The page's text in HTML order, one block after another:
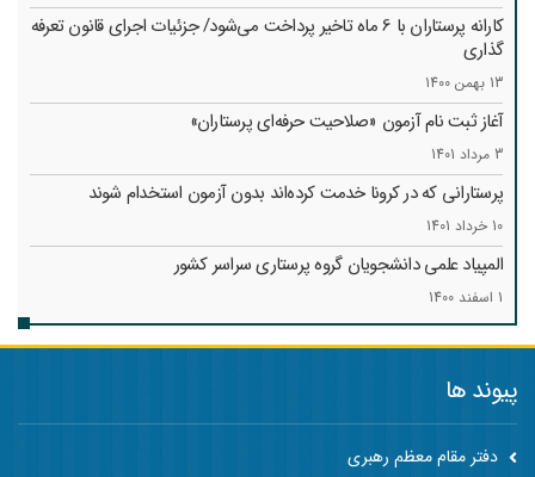
کارانه‌ پرستاران با 6 ماه تاخیر پرداخت می‌شود/ جزئیات اجرای قانون تعرفه
گذاری
13 بهمن 1400
آغاز ثبت نام آزمون «صلاحیت حرفه‌ای پرستاران»
3 مرداد 1401
پرستارانی که در کرونا خدمت کرد‌ه‌اند بدون آزمون استخدام شوند
10 خرداد 1401
المپیاد علمی دانشجویان گروه پرستاری سراسر کشور
1 اسفند 1400
پیوند ها
دفتر مقام معظم رهبری